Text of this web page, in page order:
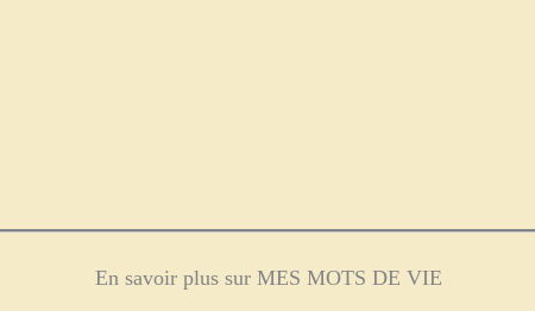
En savoir plus sur MES MOTS DE VIE